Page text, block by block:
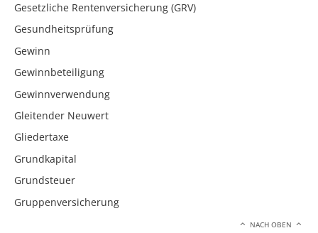
Gesetzliche Rentenversicherung (GRV)
Gesundheitsprüfung
Gewinn
Gewinnbeteiligung
Gewinnverwendung
Gleitender Neuwert
Gliedertaxe
Grundkapital
Grundsteuer
Gruppenversicherung
NACH OBEN